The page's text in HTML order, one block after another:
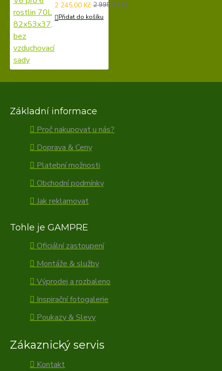
2 245,00 Kč 2 995,00 Kč
Přidat do košíku
Základní informace
Proč nakupovat u nás?
Doprava & Ceny
Platební možnosti
Obchodní podmínky
Jak reklamovat
Tohle je GAMPRE
Oficiální zastoupení
Montáže & služby
Výprodej a rozbaleno
Inspirační fotogalerie
Poukazy & Slevy
Zákaznický servis
Kontakt